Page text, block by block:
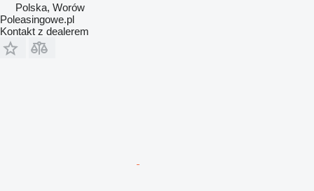
Polska, Worów
Poleasingowe.pl
Kontakt z dealerem